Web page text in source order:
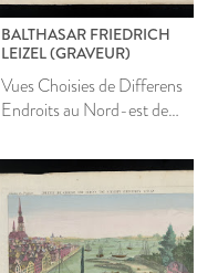
BALTHASAR FRIEDRICH
LEIZEL (GRAVEUR)
Vues Choisies de Differens
Endroits au Nord-est de